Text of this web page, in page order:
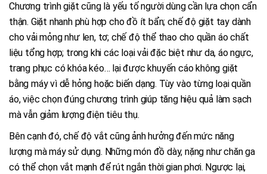
Chương trình giặt cũng là yếu tố người dùng cần lựa chọn cẩn
thận. Giặt nhanh phù hợp cho đồ ít bẩn; chế độ giặt tay dành
cho vải mỏng như len, tơ; chế độ thể thao cho quần áo chất
liệu tổng hợp; trong khi các loại vải đặc biệt như da, áo ngực,
trang phục có khóa kéo… lại được khuyến cáo không giặt
bằng máy vì dễ hỏng hoặc biến dạng. Tùy vào từng loại quần
áo, việc chọn đúng chương trình giúp tăng hiệu quả làm sạch
mà vẫn giảm lượng điện tiêu thụ.
Bên cạnh đó, chế độ vắt cũng ảnh hưởng đến mức năng
lượng mà máy sử dụng. Những món đồ dày, nặng như chăn ga
có thể chọn vắt mạnh để rút ngắn thời gian phơi. Ngược lại,